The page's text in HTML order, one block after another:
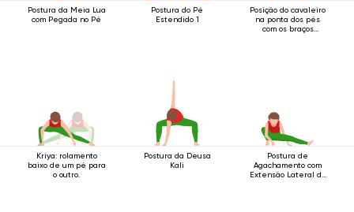
Postura da Meia Lua
com Pegada no Pé
Postura do Pé
Estendido 1
Posição do cavaleiro
na ponta dos pés
com os braços
Kriya: rolamento
baixo de um pé para
o outro.
Postura da Deusa
Kali
Postura de
Agachamento com
Extensão Lateral da